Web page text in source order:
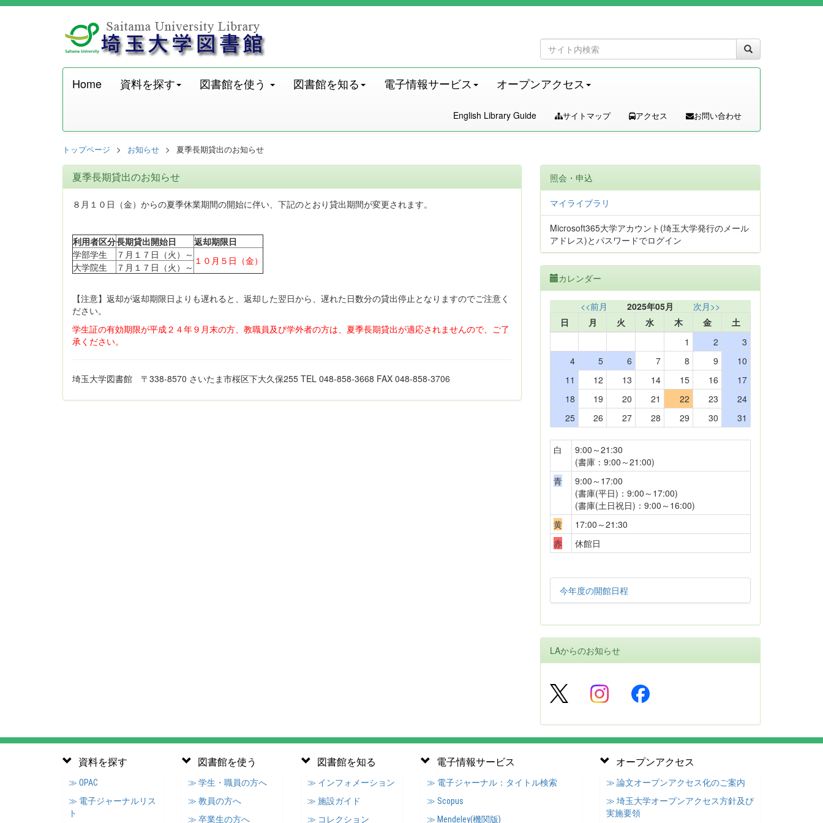
Home 資料を探す 図書館を使う 図書館を知る 電子情報サービス オープンアクセス
English Library Guide サイトマップ アクセス お問い合わせ
トップページ お知らせ 夏季長期貸出のお知らせ
夏季長期貸出のお知らせ
８月１０日（金）からの夏季休業期間の開始に伴い、下記のとおり貸出期間が変更されます。
利用者区分長期貸出開始日
返却期限日
学部学生
７月１７日（火）～ １０月５日（金）
大学院生 ７月１７日（火）～
【注意】返却が返却期限日よりも遅れると、返却した翌日から、遅れた日数分の貸出停止となりますのでご注意く
ださい。
学生証の有効期限が平成２４年９月末の方、教職員及び学外者の方は、夏季長期貸出が適応されませんので、ご了
承ください。
埼玉大学図書館 〒338-8570 さいたま市桜区下大久保255 TEL 048-858-3668 FAX 048-858-3706
照会・申込
マイライブラリ
Microsoft365大学アカウント(埼玉大学発行のメール
アドレス)とパスワードでログイン
カレンダー
<<前月 2025年05月
次月>>
日
月 火 水 木 金
土
1
2
3
4
5 6 7 8 9
10
11
12 13 14 15 16
17
18
19 20 21 22 23
24
25
26 27 28 29 30 31
白
9:00～21:30
(書庫：9:00～21:00)
青
9:00～17:00
(書庫(平日)：9:00～17:00)
(書庫(土日祝日)：9:00～16:00)
黄
17:00～21:30
赤
休館日
今年度の開館日程
LAからのお知らせ
資料を探す
≫ OPAC
≫ 電子ジャーナルリス
ト
図書館を使う
≫ 学生・職員の方へ
≫ 教員の方へ
≫ 卒業生の方へ
図書館を知る
≫ インフォメーション
≫ 施設ガイド
≫ コレクション
電子情報サービス
≫ 電子ジャーナル：タイトル検索
≫ Scopus
≫ Mendeley(機関版)
オープンアクセス
≫ 論文オープンアクセス化のご案内
≫ 埼玉大学オープンアクセス方針及び
実施要領